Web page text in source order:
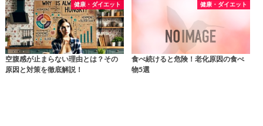
健康・ダイエット
空腹感が止まらない理由とは？その
原因と対策を徹底解説！
健康・ダイエット
食べ続けると危険！老化原因の食べ
物5選